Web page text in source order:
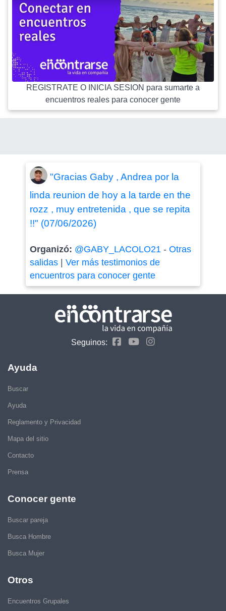
REGISTRATE O INICIA SESION para sumarte a
encuentros reales para conocer gente
"Gracias Gaby , Andrea por la
linda reunion de hoy a la tarde en the
rozz , muy entretenida , que se repita
!!" (07/06/2026)
Organizó: @GABY_LACOLO21- Otras
salidas| Ver más testimonios de
encuentros para conocer gente
Seguinos:
Ayuda
Buscar
Ayuda
Reglamento y Privacidad
Mapa del sitio
Contacto
Prensa
Conocer gente
Buscar pareja
Busca Hombre
Busca Mujer
Otros
Encuentros Grupales